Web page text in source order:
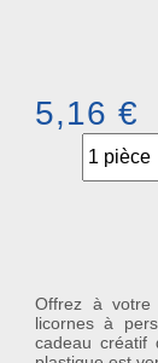
5,16 €
Offrez à votre
licornes à
cadeau